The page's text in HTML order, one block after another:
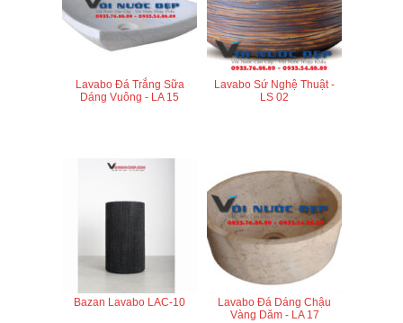
Lavabo Đá Trắng Sữa
Dáng Vuông - LA 15
Lavabo Sứ Nghệ Thuật -
LS 02
Bazan Lavabo LAC-10
Lavabo Đá Dáng Chậu
Vàng Dăm - LA 17